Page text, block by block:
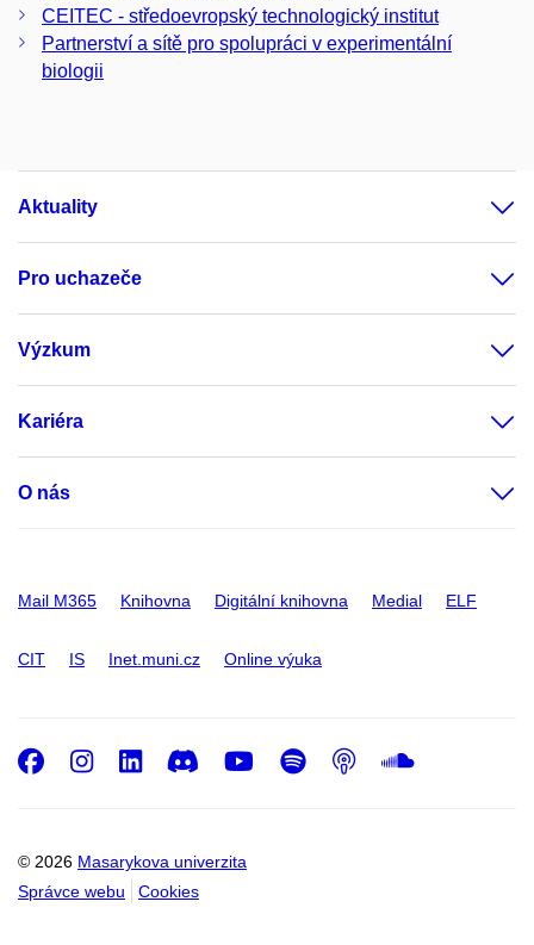
CEITEC - středoevropský technologický institut
Partnerství a sítě pro spolupráci v experimentální
biologii
Aktuality
Pro uchazeče
Výzkum
Kariéra
O nás
Mail M365 Knihovna Digitální knihovna Medial ELF
CIT IS Inet.muni.cz Online výuka
© 2026 Masarykova univerzita
Správce webu
Cookies
Facebook
Instagram
LinkedIn
DiscordYoutube
Spotify
Podcast